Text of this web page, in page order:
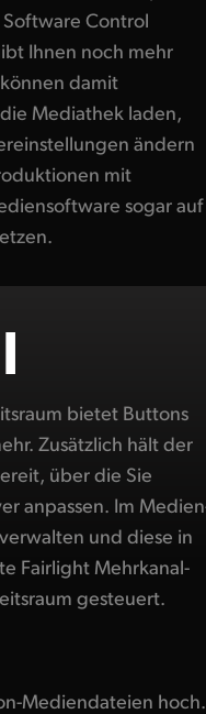
Control
Ihnen noch mehr
damit
Mediathek laden,
ändern
mit
sogar auf
gesteuert.
Mediendateien hoch.